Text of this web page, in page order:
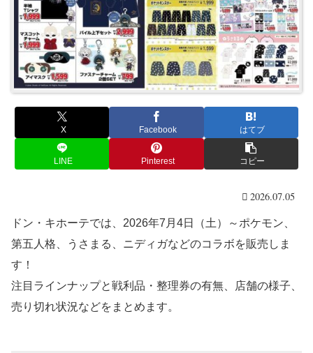
X Facebook はてブ
LINE Pinterest コピー
2026.07.05
ドン・キホーテでは、2026年7月4日（土）～ポケモン、
第五人格、うさまる、ニディガなどのコラボを販売しま
す！
注目ラインナップと戦利品・整理券の有無、店舗の様子、
売り切れ状況などをまとめます。